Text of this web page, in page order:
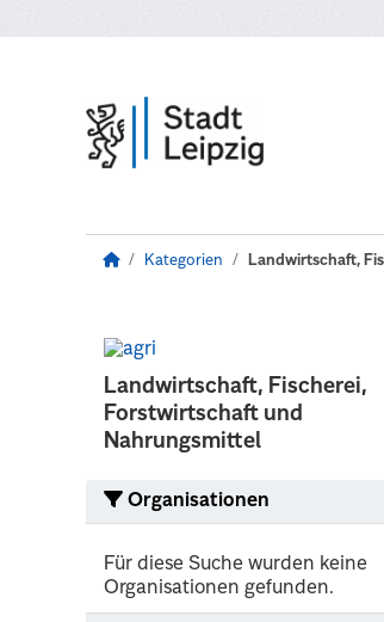
Kategorien Landwirtschaft,
Landwirtschaft, Fischerei,
Forstwirtschaft und
Nahrungsmittel
Organisationen
Für diese Suche wurden keine
Organisationen gefunden.